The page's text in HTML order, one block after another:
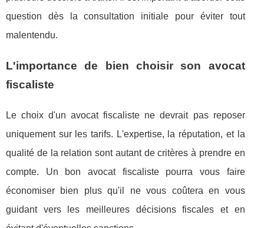
question dès la consultation initiale pour éviter tout
malentendu.
L'importance de bien choisir son avocat
fiscaliste
Le choix d'un avocat fiscaliste ne devrait pas reposer
uniquement sur les tarifs. L'expertise, la réputation, et la
qualité de la relation sont autant de critères à prendre en
compte. Un bon avocat fiscaliste pourra vous faire
économiser bien plus qu'il ne vous coûtera en vous
guidant vers les meilleures décisions fiscales et en